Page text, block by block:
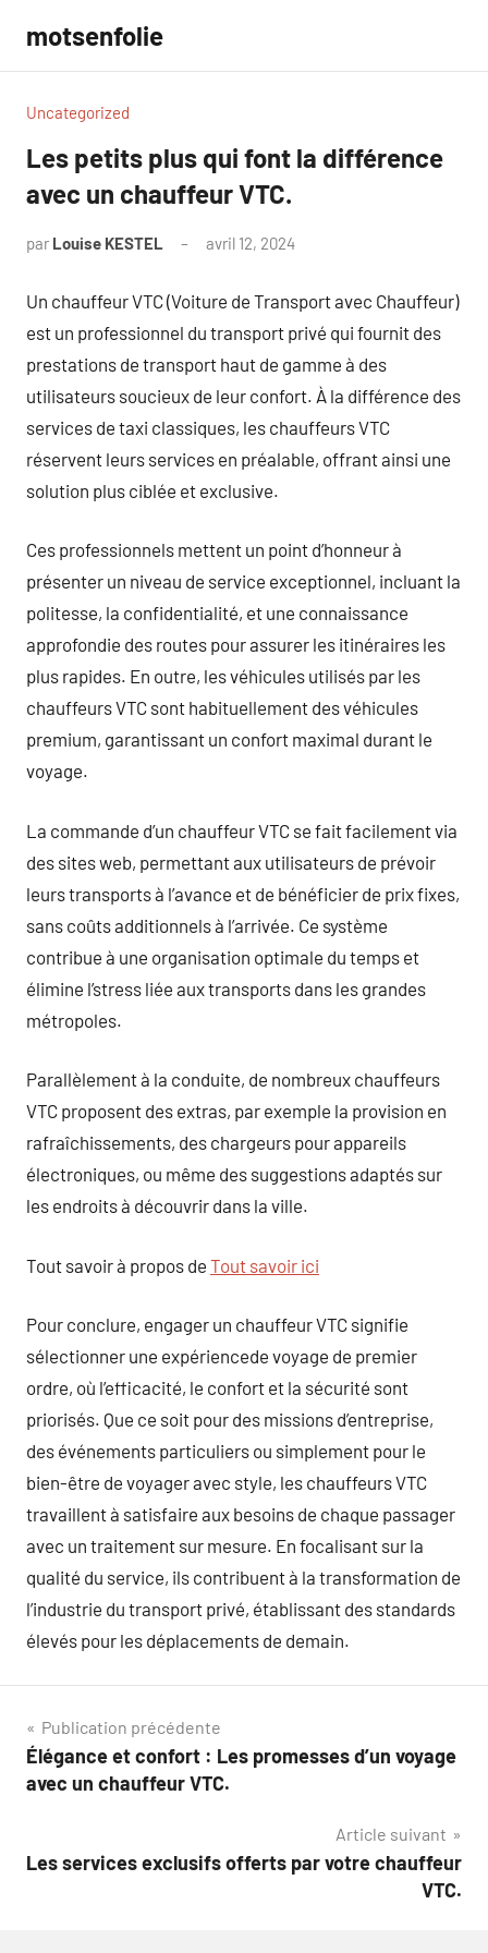
contenu
motsenfolie
Uncategorized
Les petits plus qui font la différence
avec un chauffeur VTC.
par Louise KESTEL avril 12, 2024
Un chauffeur VTC (Voiture de Transport avec Chauffeur)
est un professionnel du transport privé qui fournit des
prestations de transport haut de gamme à des
utilisateurs soucieux de leur confort. À la différence des
services de taxi classiques, les chauffeurs VTC
réservent leurs services en préalable, offrant ainsi une
solution plus ciblée et exclusive.
Ces professionnels mettent un point d’honneur à
présenter un niveau de service exceptionnel, incluant la
politesse, la confidentialité, et une connaissance
approfondie des routes pour assurer les itinéraires les
plus rapides. En outre, les véhicules utilisés par les
chauffeurs VTC sont habituellement des véhicules
premium, garantissant un confort maximal durant le
voyage.
La commande d’un chauffeur VTC se fait facilement via
des sites web, permettant aux utilisateurs de prévoir
leurs transports à l’avance et de bénéficier de prix fixes,
sans coûts additionnels à l’arrivée. Ce système
contribue à une organisation optimale du temps et
élimine l’stress liée aux transports dans les grandes
métropoles.
Parallèlement à la conduite, de nombreux chauffeurs
VTC proposent des extras, par exemple la provision en
rafraîchissements, des chargeurs pour appareils
électroniques, ou même des suggestions adaptés sur
les endroits à découvrir dans la ville.
Tout savoir à propos de Tout savoir ici
Pour conclure, engager un chauffeur VTC signifie
sélectionner une expériencede voyage de premier
ordre, où l’efficacité, le confort et la sécurité sont
priorisés. Que ce soit pour des missions d’entreprise,
des événements particuliers ou simplement pour le
bien-être de voyager avec style, les chauffeurs VTC
travaillent à satisfaire aux besoins de chaque passager
avec un traitement sur mesure. En focalisant sur la
qualité du service, ils contribuent à la transformation de
l’industrie du transport privé, établissant des standards
élevés pour les déplacements de demain.
Navigation
de
Publication précédente
Élégance et confort : Les promesses d’un voyage
avec un chauffeur VTC.
Article suivant
Les services exclusifs offerts par votre chauffeur
VTC.